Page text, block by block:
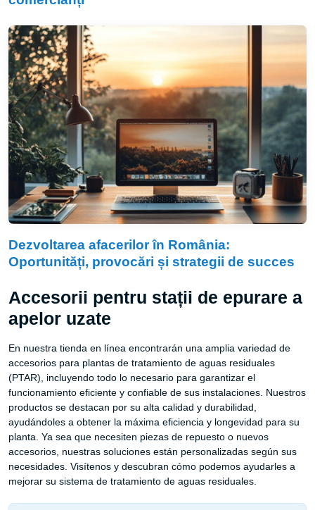
Dezvoltarea afacerilor în România:
Oportunități, provocări și strategii de succes
Accesorii pentru stații de epurare a
apelor uzate
En nuestra tienda en línea encontrarán una amplia variedad de
accesorios para plantas de tratamiento de aguas residuales
(PTAR), incluyendo todo lo necesario para garantizar el
funcionamiento eficiente y confiable de sus instalaciones. Nuestros
productos se destacan por su alta calidad y durabilidad,
ayudándoles a obtener la máxima eficiencia y longevidad para su
planta. Ya sea que necesiten piezas de repuesto o nuevos
accesorios, nuestras soluciones están personalizadas según sus
necesidades. Visítenos y descubran cómo podemos ayudarles a
mejorar su sistema de tratamiento de aguas residuales.